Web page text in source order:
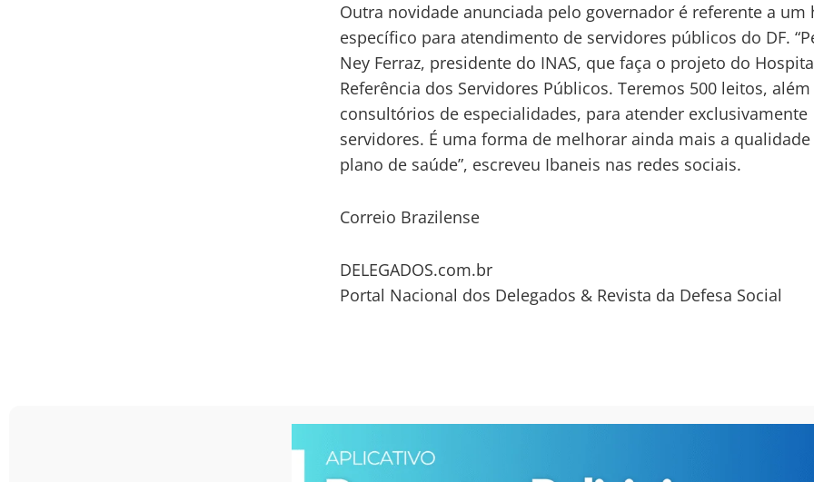
Outra novidade anunciada pelo governador é referente a um
específico para atendimento de servidores públicos do DF.
Ney Ferraz, presidente do INAS, que faça o projeto do
Referência dos Servidores Públicos. Teremos 500 leitos,
consultórios de especialidades, para atender exclusivamente
servidores. É uma forma de melhorar ainda mais a
plano de saúde”, escreveu Ibaneis nas redes sociais.
Correio Brazilense
DELEGADOS.com.br
Portal Nacional dos Delegados & Revista da Defesa Social